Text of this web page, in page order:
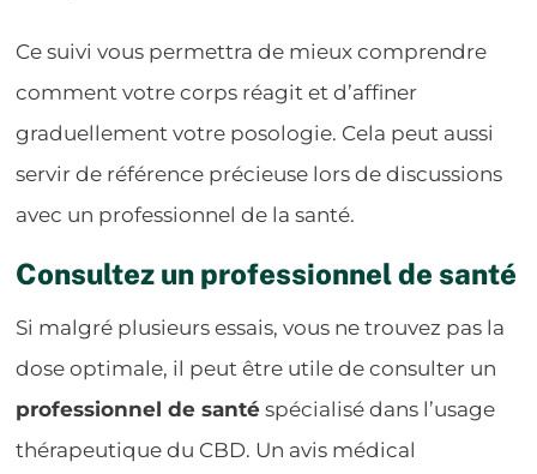
Ce suivi vous permettra de mieux comprendre
comment votre corps réagit et d’affiner
graduellement votre posologie. Cela peut aussi
servir de référence précieuse lors de discussions
avec un professionnel de la santé.
Consultez un professionnel de santé
Si malgré plusieurs essais, vous ne trouvez pas la
dose optimale, il peut être utile de consulter un
professionnel de santé spécialisé dans l’usage
thérapeutique du CBD. Un avis médical